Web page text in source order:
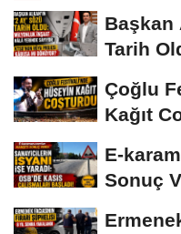
Başkan
Tarih
Çoğlu
Kağıt
E-
Sonuç